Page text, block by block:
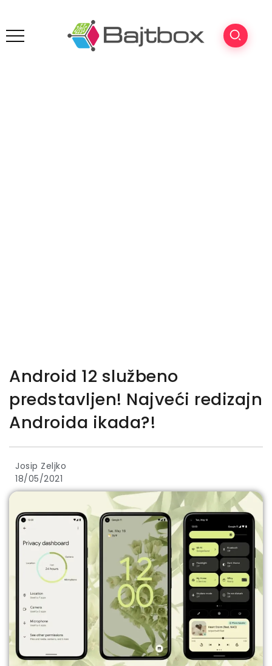
Android 12 službeno
predstavljen! Najveći redizajn
Androida ikada?!
Josip Zeljko
18/05/2021